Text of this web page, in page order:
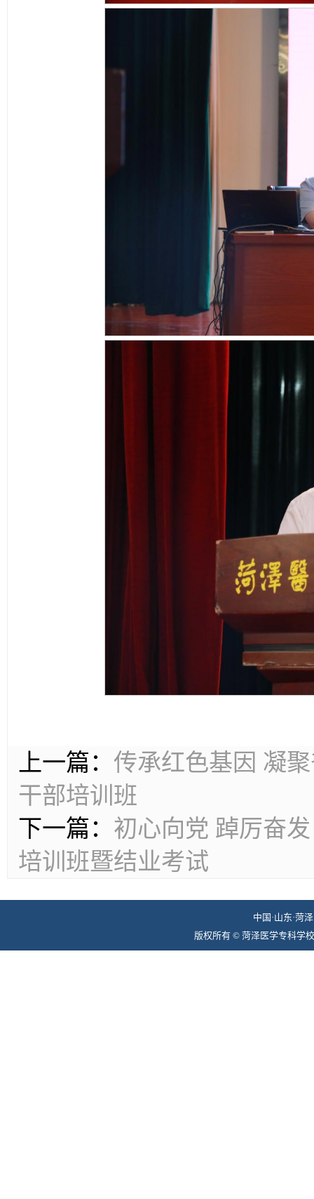
上一篇： 传承红色基因 凝
干部培训班
下一篇： 初心向党 踔厉奋
培训班暨结业考试
中国·山东·菏
版权所有 © 菏泽医学专科学